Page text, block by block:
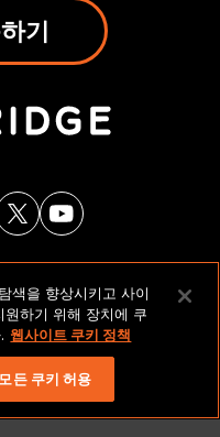
기
정책
LLC. 모든 권리
색을 향상시키고 사이
하기 위해 장치에 쿠
웹사이트 쿠키 정책
모든 쿠키 허용